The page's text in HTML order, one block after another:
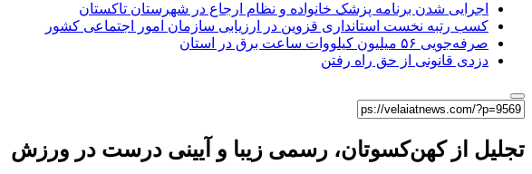
اجرایی شدن برنامه پزشک خانواده و نظام ارجاع در شهرستان تاکستان
کسب رتبه نخست استانداری قزوین در ارزیابی سازمان امور اجتماعی کشور
صرفه‌جویی ۵۶ میلیون کیلووات‌ ساعت برق در استان
دزدی قانونی از حق راه رفتن
تجلیل از کهن‌کسوتان، رسمی زیبا و آیینی درست در ورزش